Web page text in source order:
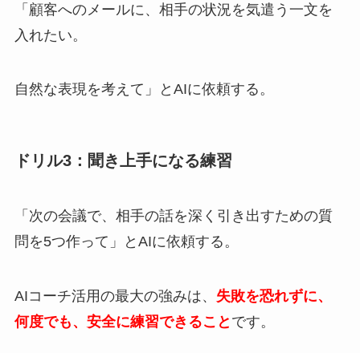
「顧客へのメールに、相手の状況を気遣う一文を
入れたい。
自然な表現を考えて」とAIに依頼する。
ドリル3：聞き上手になる練習
「次の会議で、相手の話を深く引き出すための質
問を5つ作って」とAIに依頼する。
AIコーチ活用の最大の強みは、 失敗を恐れずに、
何度でも、安全に練習できること です。